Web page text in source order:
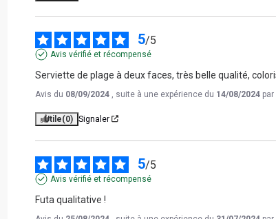
5/5
Avis vérifié et récompensé
Serviette de plage à deux faces, très belle qualité,
Avis du 08/09/2024 , suite à une expérience du 14/08/2024 par
Utile(0) Signaler
5/5
Avis vérifié et récompensé
Futa qualitative !